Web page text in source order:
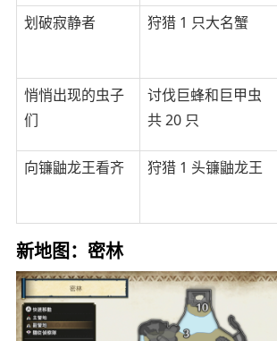
划破寂静者 狩猎 1 只大名蟹
悄悄出现的虫子
们
讨伐巨蜂和巨甲虫
共 20 只
向镰鼬龙王看齐 狩猎 1 头镰鼬龙王
新地图：密林